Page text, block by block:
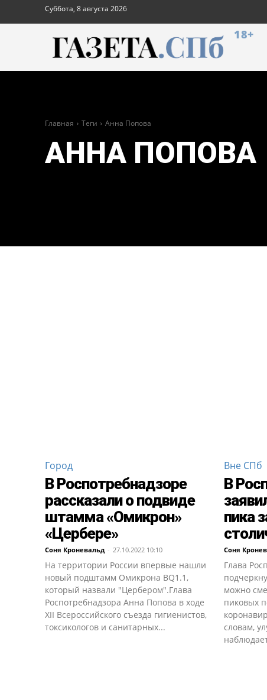
Суббота, 8 августа 2026
18+
Главная Теги Анна Попова
АННА ПОПОВА
Город
В Роспотребнадзоре
рассказали о подвиде
штамма «Омикрон»
«Цербере»
Соня Кроневальд - 27.10.2022 10:10
На территории России впервые нашли
новый подштамм Омикрона BQ1.1,
который назвали "Цербером".Глава
Роспотребнадзора Анна Попова в ходе
XII Всероссийского съезда гигиенистов,
токсикологов и санитарных...
Вне СПб
В
пика
Соня
Глава
можно
пиковых
словам,